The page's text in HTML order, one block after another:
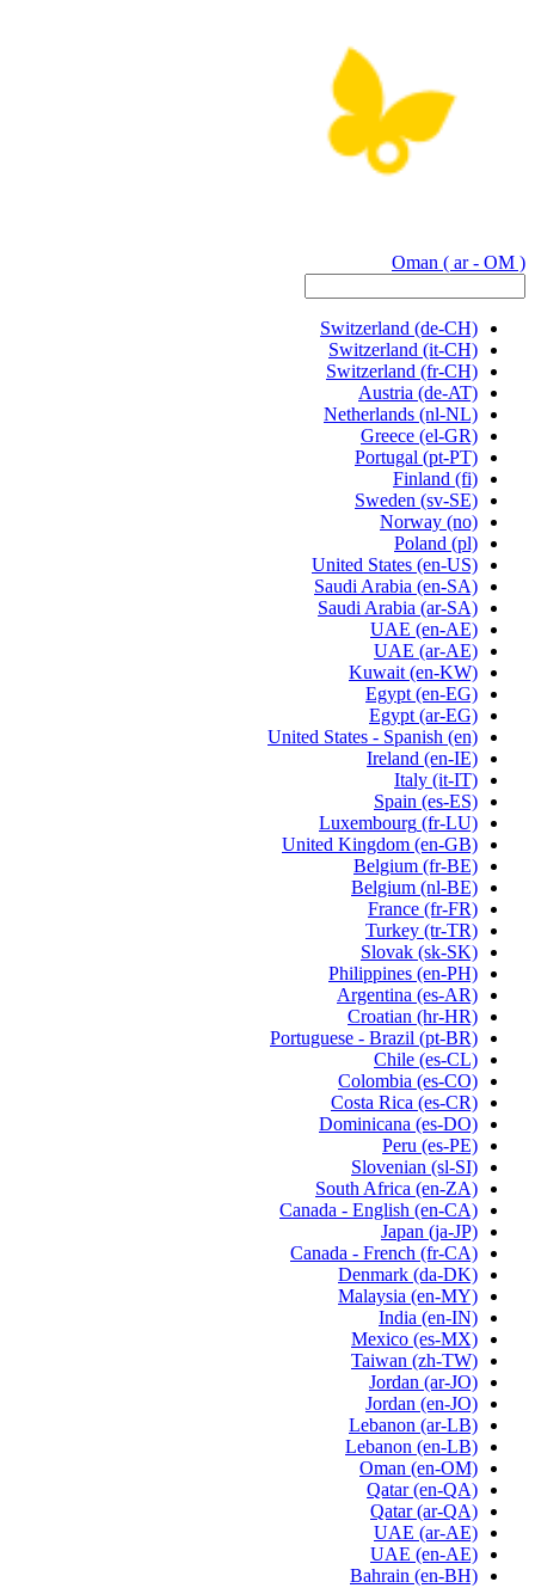
Oman ( ar - OM )
Switzerland (de-CH)
Switzerland (it-CH)
Switzerland (fr-CH)
Austria (de-AT)
Netherlands (nl-NL)
Greece (el-GR)
Portugal (pt-PT)
Finland (fi)
Sweden (sv-SE)
Norway (no)
Poland (pl)
United States (en-US)
Saudi Arabia (en-SA)
Saudi Arabia (ar-SA)
UAE (en-AE)
UAE (ar-AE)
Kuwait (en-KW)
Egypt (en-EG)
Egypt (ar-EG)
United States - Spanish (en)
Ireland (en-IE)
Italy (it-IT)
Spain (es-ES)
Luxembourg (fr-LU)
United Kingdom (en-GB)
Belgium (fr-BE)
Belgium (nl-BE)
France (fr-FR)
Turkey (tr-TR)
Slovak (sk-SK)
Philippines (en-PH)
Argentina (es-AR)
Croatian (hr-HR)
Portuguese - Brazil (pt-BR)
Chile (es-CL)
Colombia (es-CO)
Costa Rica (es-CR)
Dominicana (es-DO)
Peru (es-PE)
Slovenian (sl-SI)
South Africa (en-ZA)
Canada - English (en-CA)
Japan (ja-JP)
Canada - French (fr-CA)
Denmark (da-DK)
Malaysia (en-MY)
India (en-IN)
Mexico (es-MX)
Taiwan (zh-TW)
Jordan (ar-JO)
Jordan (en-JO)
Lebanon (ar-LB)
Lebanon (en-LB)
Oman (en-OM)
Qatar (en-QA)
Qatar (ar-QA)
UAE (ar-AE)
UAE (en-AE)
Bahrain (en-BH)